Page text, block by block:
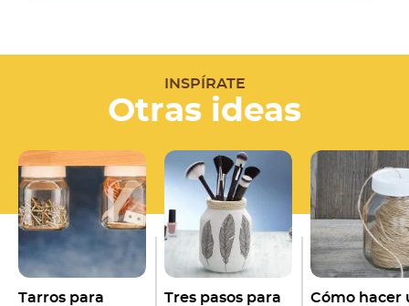
INSPÍRATE
Otras ideas
Tarros para
Tres pasos para
Cómo hacer